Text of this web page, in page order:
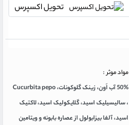
تحویل اکسپرس
مواد موثر :
50% آب اَون، زینک گلوکونات، Cucurbita pepo
، سالیسیلیک اسید، گلایکولیک اسید، لاکتیک
اسید، آلفا بیزابولول از عصاره بابونه و ویتامین